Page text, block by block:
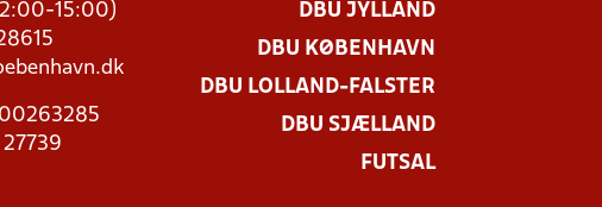
15:00)
27739
DBU JYLLAND
DBU KØBENHAVN
DBU LOLLAND-FALSTER
DBU SJÆLLAND
FUTSAL